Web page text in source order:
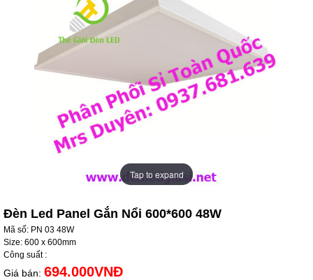
Tap to expand
Tap to expand
Đèn Led Panel Gắn Nổi 600*600 48W
Mã số: PN 03 48W
Size: 600 x 600mm
Công suất :
Giá bán: 694.000VNĐ